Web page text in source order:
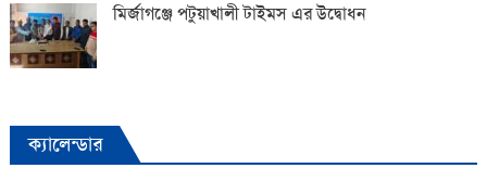
মির্জাগঞ্জে পটুয়াখালী টাইমস এর উদ্বোধন
ক্যালেন্ডার